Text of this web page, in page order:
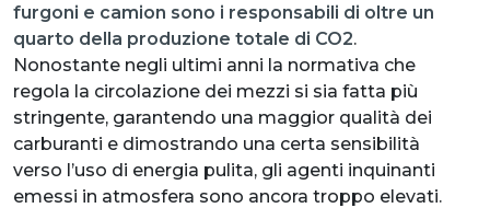
furgoni e camion sono i responsabili di oltre un
quarto della produzione totale di CO2.
Nonostante negli ultimi anni la normativa che
regola la circolazione dei mezzi si sia fatta più
stringente, garantendo una maggior qualità dei
carburanti e dimostrando una certa sensibilità
verso l’uso di energia pulita, gli agenti inquinanti
emessi in atmosfera sono ancora troppo elevati.